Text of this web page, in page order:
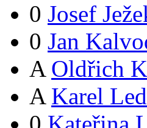
0 Josef
0 Jan
A Oldřich
A Karel